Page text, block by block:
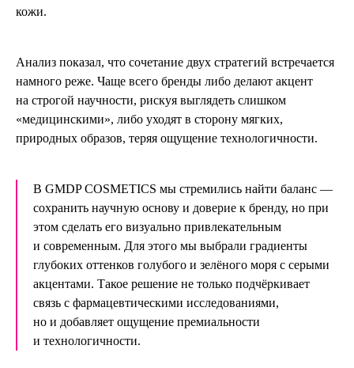
кожи.
Анализ показал, что сочетание двух стратегий встречается
намного реже. Чаще всего бренды либо делают акцент
на строгой научности, рискуя выглядеть слишком
«медицинскими», либо уходят в сторону мягких,
природных образов, теряя ощущение технологичности.
В GMDP COSMETICS мы стремились найти баланс —
сохранить научную основу и доверие к бренду, но при
этом сделать его визуально привлекательным
и современным. Для этого мы выбрали градиенты
глубоких оттенков голубого и зелёного моря с серыми
акцентами. Такое решение не только подчёркивает
связь с фармацевтическими исследованиями,
но и добавляет ощущение премиальности
и технологичности.